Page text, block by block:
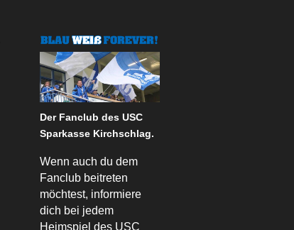
Der Fanclub des USC
Sparkasse Kirchschlag.
Wenn auch du dem
Fanclub beitreten
möchtest, informiere
dich bei jedem
Heimspiel des USC